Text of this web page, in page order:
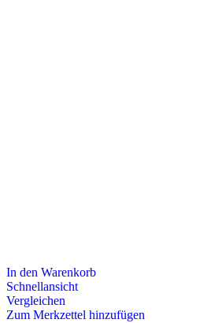
In den Warenkorb
Schnellansicht
Vergleichen
Zum Merkzettel hinzufügen